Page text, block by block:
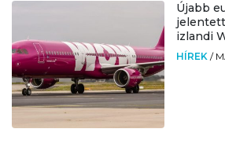
Újabb
izlandi
HÍREK /